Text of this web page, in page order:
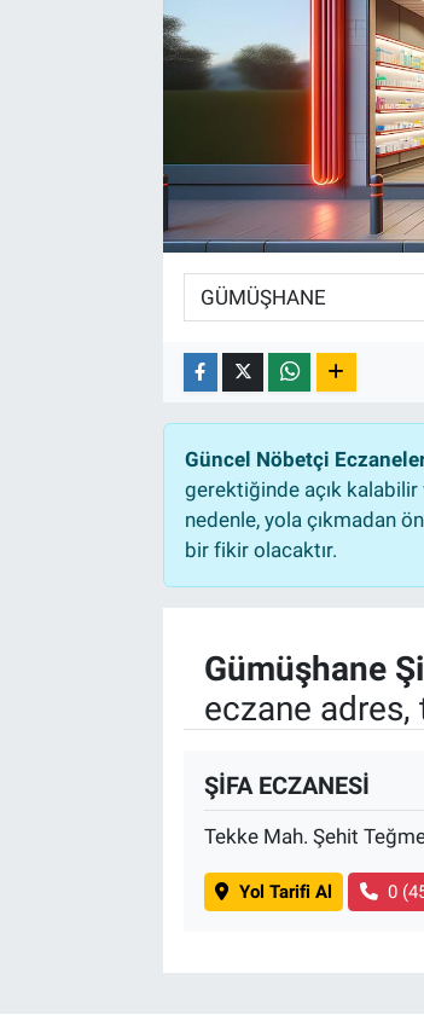
Güncel Nöbetçi
gerektiğinde açık
nedenle, yola çıkmadan
bir fikir olacaktır.
Gümüşhane
eczane adres,
ŞİFA ECZANESİ
Tekke Mah. Şehit
Yol Tarifi Al 0